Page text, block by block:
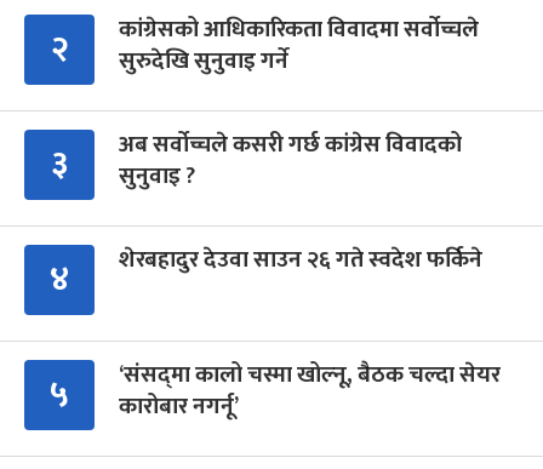
२
कांग्रेसको आधिकारिकता विवादमा सर्वोच्चले
सुरुदेखि सुनुवाइ गर्ने
३
अब सर्वोच्चले कसरी गर्छ कांग्रेस विवादको
सुनुवाइ ?
४ शेरबहादुर देउवा साउन २६ गते स्वदेश फर्किने
५
‘संसद्‍मा कालो चस्मा खोल्नू, बैठक चल्दा सेयर
कारोबार नगर्नू’